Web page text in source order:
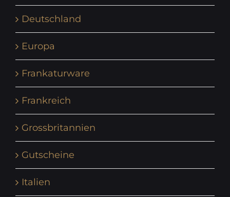
Deutschland
Europa
Frankaturware
Frankreich
Grossbritannien
Gutscheine
Italien